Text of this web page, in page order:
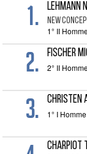
1. NEW
1° II
2. FISCHER
2° II
3. CHRISTEN
1° I Homme